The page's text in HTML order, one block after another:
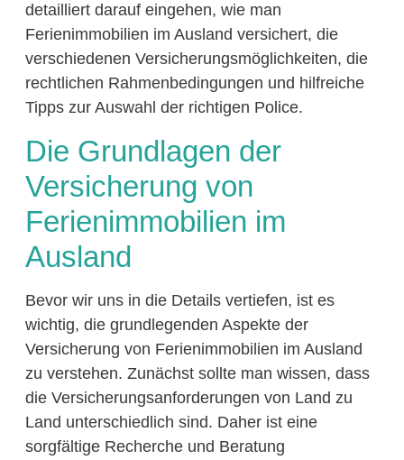
detailliert darauf eingehen, wie man
Ferienimmobilien im Ausland versichert, die
verschiedenen Versicherungsmöglichkeiten, die
rechtlichen Rahmenbedingungen und hilfreiche
Tipps zur Auswahl der richtigen Police.
Die Grundlagen der
Versicherung von
Ferienimmobilien im
Ausland
Bevor wir uns in die Details vertiefen, ist es
wichtig, die grundlegenden Aspekte der
Versicherung von Ferienimmobilien im Ausland
zu verstehen. Zunächst sollte man wissen, dass
die Versicherungsanforderungen von Land zu
Land unterschiedlich sind. Daher ist eine
sorgfältige Recherche und Beratung